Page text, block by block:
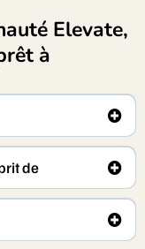
Elevate,
à